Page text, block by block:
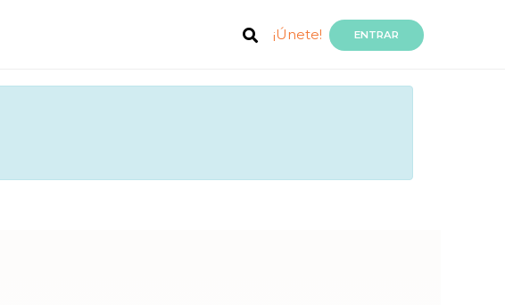
¡Únete! ENTRAR